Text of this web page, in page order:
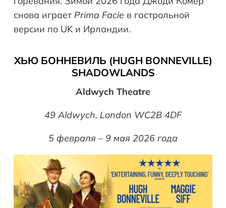
снова играет Prima Facie в гастрольной
версии по UK и Ирландии.
ХЬЮ БОННЕВИЛЬ (HUGH BONNEVILLE)
SHADOWLANDS
Aldwych Theatre
49 Aldwych, London WC2B 4DF
5 февраля – 9 мая 2026 года